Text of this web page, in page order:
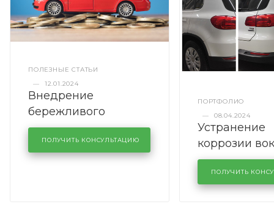
ПОЛЕЗНЫЕ СТАТЬИ
—
12.01.2024
Внедрение
бережливого
производства в
кузовном сервисе
KUTUZOVV
ПОЛУЧИТЬ КОНСУЛЬТАЦИЮ
ПОРТФОЛИО
—
08.04.2024
Устранение
коррозии
лобового
районе
Volkswagen
ПОЛУЧИТЬ